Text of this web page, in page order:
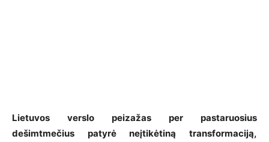
Lietuvos verslo peizažas per pastaruosius
dešimtmečius patyrė neįtikėtiną transformaciją,